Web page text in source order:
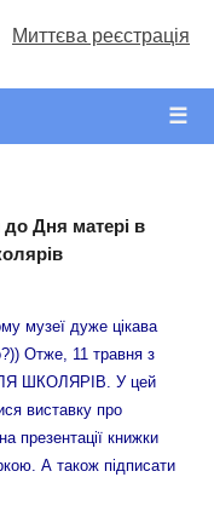
Миттєва реєстрація
☰
до Дня матері в
музеї дуже цікава
Отже, 11 травня з
ШКОЛЯРІВ. У цей
виставку про
презентації книжки
А також підписати